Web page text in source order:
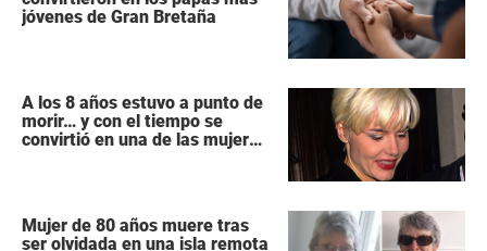
jóvenes de Gran Bretaña
A los 8 años estuvo a punto de
morir… y con el tiempo se
convirtió en una de las mujeres
Mujer de 80 años muere tras
ser olvidada en una isla remota